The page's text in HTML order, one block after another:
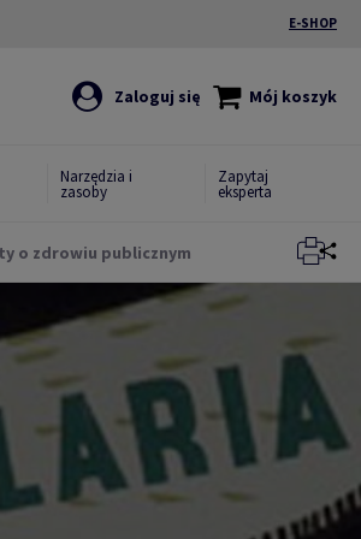
E-SHOP
Zaloguj się Mój koszyk
Narzędzia i
zasoby
Zapytaj
eksperta
Zamknij
Zamknij
o zdrowiu publicznym